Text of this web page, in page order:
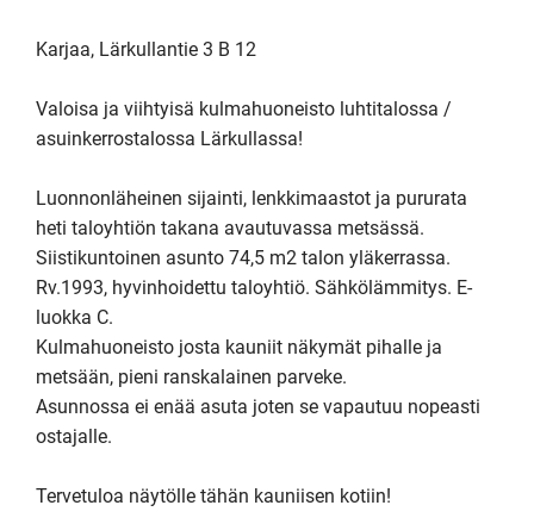
Karjaa, Lärkullantie 3 B 12
Valoisa ja viihtyisä kulmahuoneisto luhtitalossa /
asuinkerrostalossa Lärkullassa!
Luonnonläheinen sijainti, lenkkimaastot ja pururata
heti taloyhtiön takana avautuvassa metsässä.
Siistikuntoinen asunto 74,5 m2 talon yläkerrassa.
Rv.1993, hyvinhoidettu taloyhtiö. Sähkölämmitys. E-
luokka C.
Kulmahuoneisto josta kauniit näkymät pihalle ja
metsään, pieni ranskalainen parveke.
Asunnossa ei enää asuta joten se vapautuu nopeasti
ostajalle.
Tervetuloa näytölle tähän kauniisen kotiin!